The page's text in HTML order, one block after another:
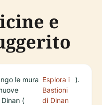
e
le mura
(
Esplora i
Bastioni
di Dinan
).